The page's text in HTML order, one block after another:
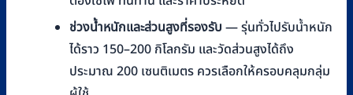
ช่วงน้ำหนักและส่วนสูงที่รองรับ — รุ่นทั่วไปรับน้ำหนัก
ได้ราว 150–200 กิโลกรัม และวัดส่วนสูงได้ถึง
ประมาณ 200 เซนติเมตร ควรเลือกให้ครอบคลุมกลุ่ม